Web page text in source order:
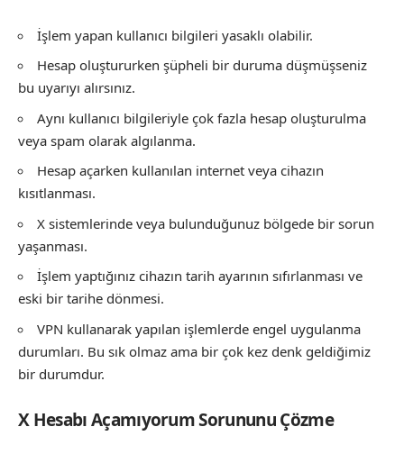
İşlem yapan kullanıcı bilgileri yasaklı olabilir.
Hesap oluştururken şüpheli bir duruma düşmüşseniz
bu uyarıyı alırsınız.
Aynı kullanıcı bilgileriyle çok fazla hesap oluşturulma
veya spam olarak algılanma.
Hesap açarken kullanılan internet veya cihazın
kısıtlanması.
X sistemlerinde veya bulunduğunuz bölgede bir sorun
yaşanması.
İşlem yaptığınız cihazın tarih ayarının sıfırlanması ve
eski bir tarihe dönmesi.
VPN kullanarak yapılan işlemlerde engel uygulanma
durumları. Bu sık olmaz ama bir çok kez denk geldiğimiz
bir durumdur.
X Hesabı Açamıyorum Sorununu Çözme